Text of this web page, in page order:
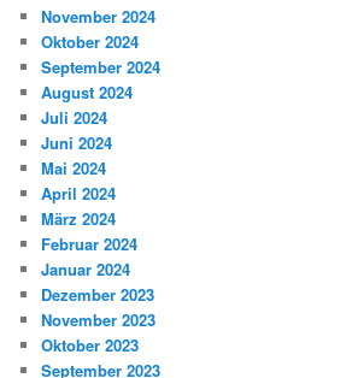
November 2024
Oktober 2024
September 2024
August 2024
Juli 2024
Juni 2024
Mai 2024
April 2024
März 2024
Februar 2024
Januar 2024
Dezember 2023
November 2023
Oktober 2023
September 2023